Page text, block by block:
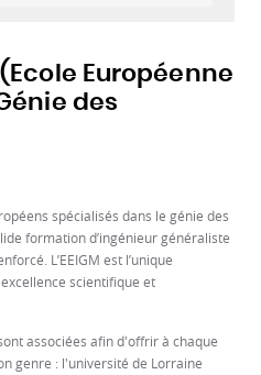
(Ecole Européenne
des
spécialisés dans le génie des
formation d’ingénieur généraliste
L’EEIGM est l’unique
scientifique et
associées afin d'offrir à chaque
genre : l'université de Lorraine